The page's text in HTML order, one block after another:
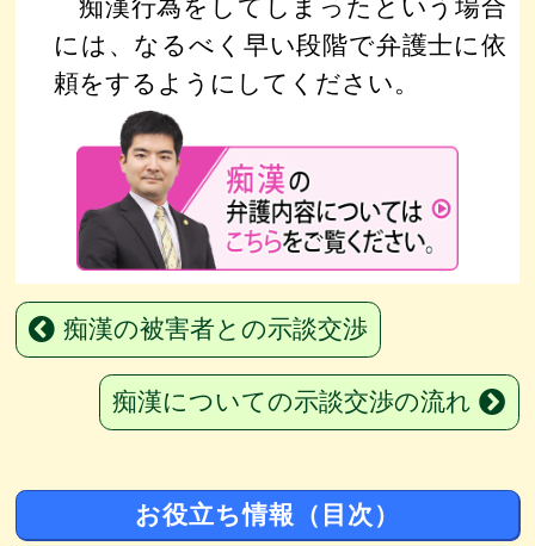
痴漢行為をしてしまったという場合
には、なるべく早い段階で弁護士に依
頼をするようにしてください。
痴漢の被害者との示談交渉
痴漢についての示談交渉の流れ
お役立ち情報（目次）